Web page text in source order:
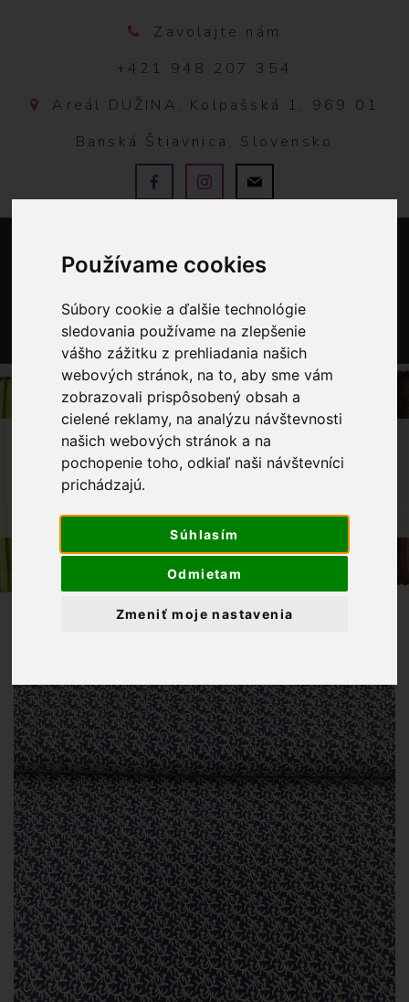
Používame cookies
Súbory cookie a ďalšie technológie
sledovania používame na zlepšenie
vášho zážitku z prehliadania našich
webových stránok, na to, aby sme vám
zobrazovali prispôsobený obsah a
cielené reklamy, na analýzu návštevnosti
našich webových stránok a na
pochopenie toho, odkiaľ naši návštevníci
prichádzajú.
Súhlasím
Odmietam
Zmeniť moje nastavenia
Zavolajte nám
+421 948 207 354
Areál DUŽINA, Kolpašská 1, 969 01
Banská Štiavnica, Slovensko
0
OBCHOD LÁTKY METRÁŽ
BAVLNENÉ LÁTKY
BAVLNENÉ PLÁTNO
MODROM PODKLADE